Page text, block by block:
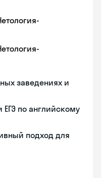
заведениях и
ЕГЭ по английскому
подход для